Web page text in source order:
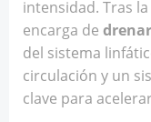
intensidad. Tras
encarga de
del sistema
circulación y un
clave para